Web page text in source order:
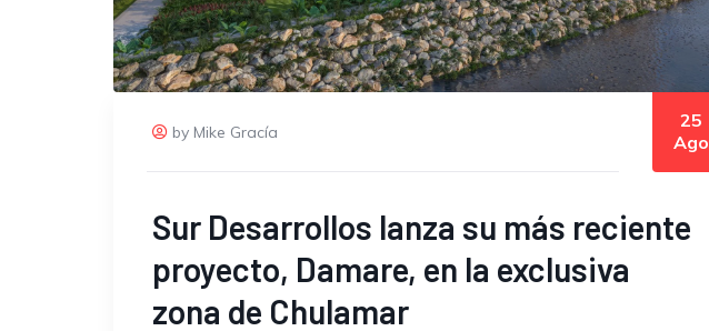
by Mike Gracía
25
Ago
Sur Desarrollos lanza su más reciente
proyecto, Damare, en la exclusiva
zona de Chulamar